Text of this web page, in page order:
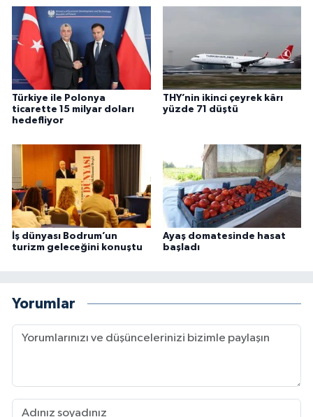
Türkiye ile Polonya
ticarette 15 milyar doları
hedefliyor
THY’nin ikinci çeyrek kârı
yüzde 71 düştü
İş dünyası Bodrum’un
turizm geleceğini konuştu
Ayaş domatesinde hasat
başladı
Yorumlar